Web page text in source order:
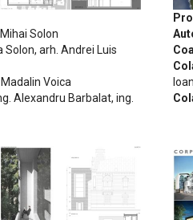
Solon
Solon, arh. Andrei Luis
Voica
Alexandru Barbalat, ing.